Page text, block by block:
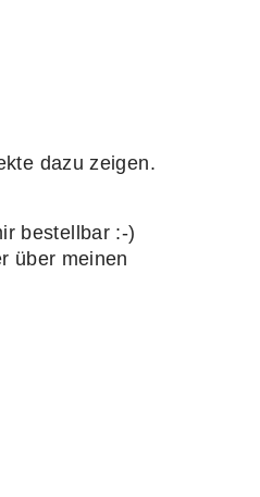
dazu zeigen.
bestellbar :-)
über meinen